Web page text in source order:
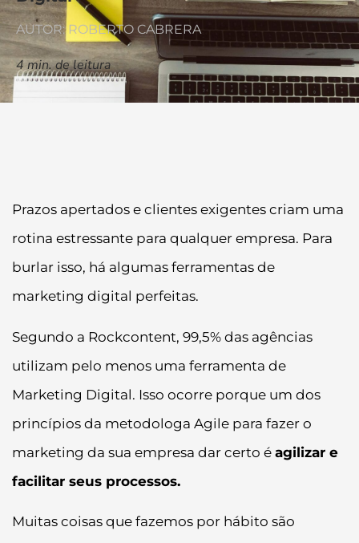
AUTOR: ROBERTO CABRERA
4 min. de leitura
Prazos apertados e clientes exigentes criam uma
rotina estressante para qualquer empresa. Para
burlar isso, há algumas ferramentas de
marketing digital perfeitas.
Segundo a Rockcontent, 99,5% das agências
utilizam pelo menos uma ferramenta de
Marketing Digital. Isso ocorre porque um dos
princípios da metodologa Agile para fazer o
marketing da sua empresa dar certo é agilizar e
facilitar seus processos.
Muitas coisas que fazemos por hábito são